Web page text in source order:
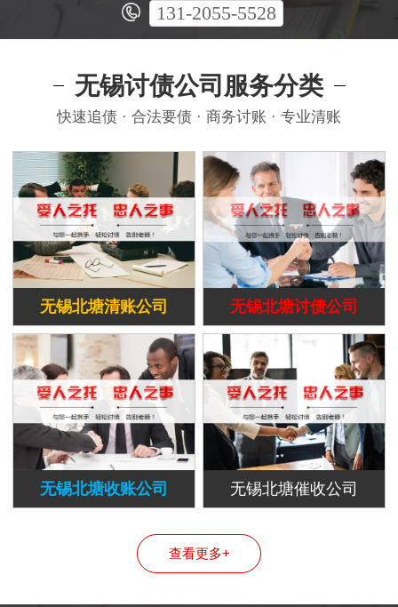
131-2055-5528
无锡讨债公司服务分类
快速追债 · 合法要债 · 商务讨账 · 专业清账
无锡北塘清账公司 无锡北塘讨债公司
无锡北塘收账公司 无锡北塘催收公司
查看更多+